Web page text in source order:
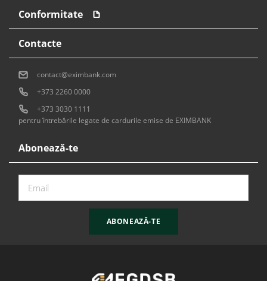
Conformitate
Abonează-te
ABONEAZĂ-TE
Contacte
contact@eximbank.com
+373 2260 0000
+373 3030 1111
pentru întrebările legate de cardurile emise de EXIMBANK